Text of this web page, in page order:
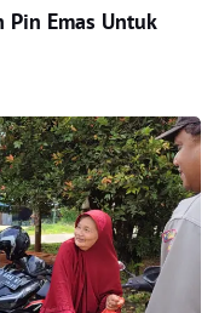
Pin Emas Untuk